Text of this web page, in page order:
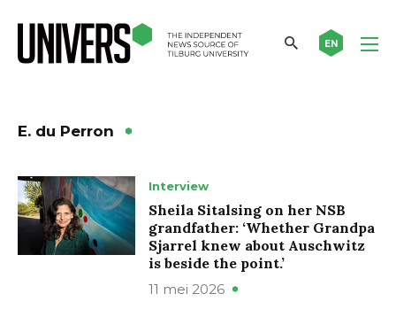
EN
E. du Perron
Interview
Sheila Sitalsing on her NSB
grandfather: ‘Whether Grandpa
Sjarrel knew about Auschwitz
is beside the point.’
11 mei 2026